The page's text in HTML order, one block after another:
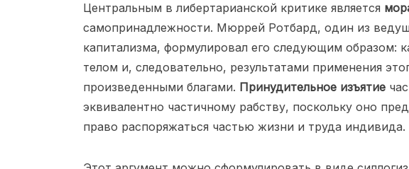
Центральным в либертарианской критике является
самопринадлежности. Мюррей Ротбард, один из
капитализма, формулировал его следующим образом:
телом и, следовательно, результатами применения
произведенными благами. Принудительное изъятие
эквивалентно частичному рабству, поскольку оно
право распоряжаться частью жизни и труда индивида.